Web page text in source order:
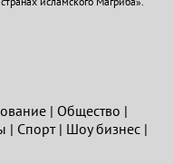
| Общество |
| Спорт| Шоу бизнес|